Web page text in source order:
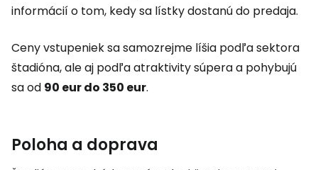
informácií o tom, kedy sa lístky dostanú do predaja.
Ceny vstupeniek sa samozrejme líšia podľa sektora
štadióna, ale aj podľa atraktivity súpera a pohybujú
sa od 90 eur do 350 eur.
Poloha a doprava